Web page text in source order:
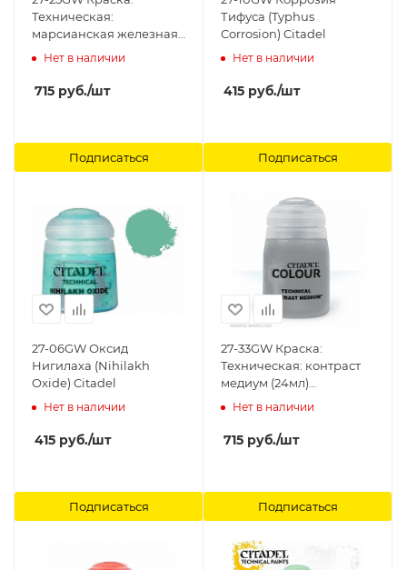
Техническая:
марcианская железная
кора (24мл)(TECHNICAL:
(24ML)) Citadel
Нет в наличии
715 руб./шт
Подписаться
Тифуса (Typhus
Corrosion) Citadel
Нет в наличии
415 руб./шт
Подписаться
27-06GW Оксид
Нигилаха (Nihilakh
Oxide) Citadel
Нет в наличии
415 руб./шт
Подписаться
27-33GW Краска:
Техническая: контраст
медиум (24мл)
(TECHNICAL: CONTRAST
Нет в наличии
715 руб./шт
Подписаться